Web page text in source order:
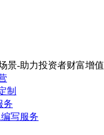
景-助力投资者财富增值
制
务
写服务